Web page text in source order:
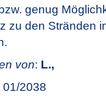
genug
zu den Stränden
von: L.,
01/2038